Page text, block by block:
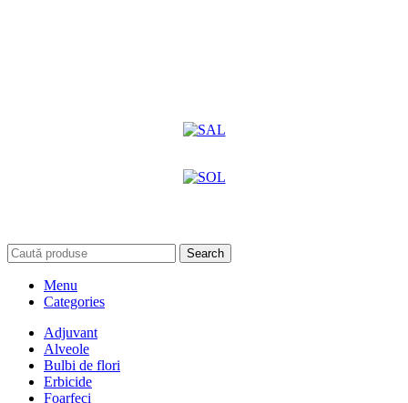
Search
Menu
Categories
Adjuvant
Alveole
Bulbi de flori
Erbicide
Foarfeci